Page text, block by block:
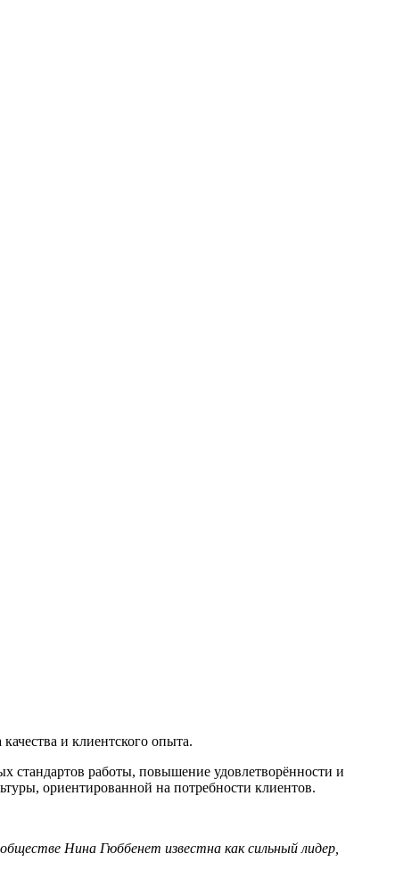
и клиентского опыта.
стандартов работы, повышение удовлетворённости и
ориентированной на потребности клиентов.
Нина Гюббенет известна как сильный лидер,